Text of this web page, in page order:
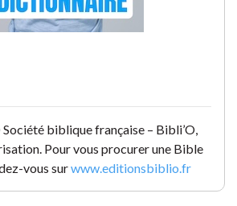
biblique française – Bibli’O,
Pour vous procurer une Bible
vous surwww.editionsbiblio.fr